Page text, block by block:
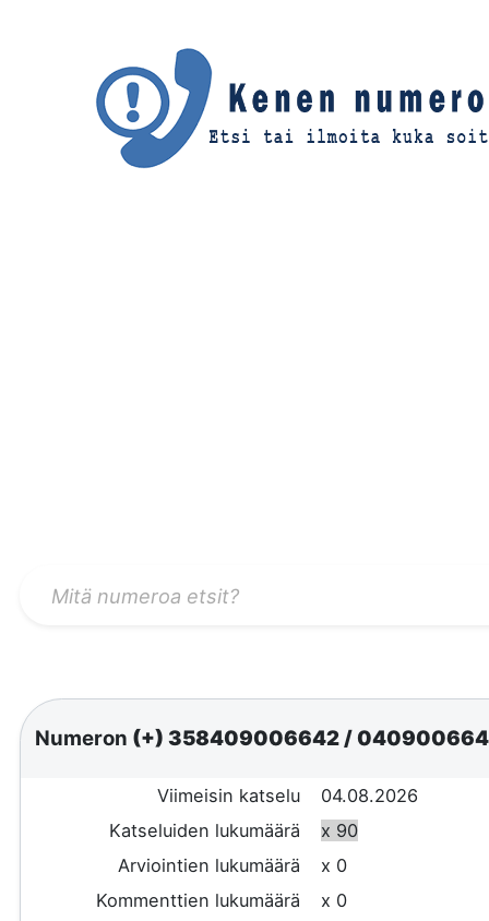
Numeron (+) 358409006642/
Viimeisin katselu
04.08.2026
Katseluiden lukumäärä
x 90
Arviointien lukumäärä
x 0
Kommenttien lukumäärä
x 0